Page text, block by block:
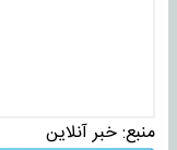
منبع:خبر آنلاین